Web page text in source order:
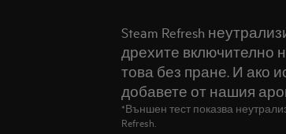
Steam Refresh
дрехите включително
това без пране. И ако
добавете от нашия
*Външен тест показва
Refresh.